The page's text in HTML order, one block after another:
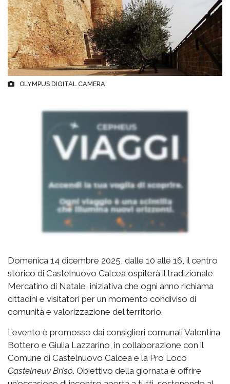
OLYMPUS DIGITAL CAMERA
Domenica 14 dicembre 2025, dalle 10 alle 16, il centro
storico di Castelnuovo Calcea ospiterà il tradizionale
Mercatino di Natale, iniziativa che ogni anno richiama
cittadini e visitatori per un momento condiviso di
comunità e valorizzazione del territorio.
L’evento è promosso dai consiglieri comunali Valentina
Bottero e Giulia Lazzarino, in collaborazione con il
Comune di Castelnuovo Calcea e la Pro Loco
Castelneuv Brisó. Obiettivo della giornata è offrire